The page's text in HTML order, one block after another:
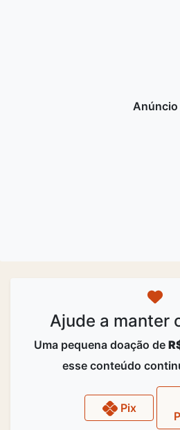
Ajude a manter
Uma pequena doação de
esse conteúdo
Pix